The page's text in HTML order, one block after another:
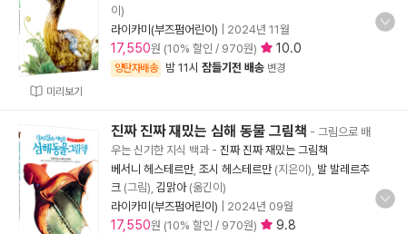
미리보기
이)
라이카미(부즈펌어린이)
2024년 11월
17,550원 (10% 할인 / 970원) 10.0
양탄자배송 밤 11시 잠들기전 배송 변경
진짜 진짜 재밌는 심해 동물 그림책 - 그림으로 배
우는 신기한 지식 백과- 진짜 진짜 재밌는 그림책
베서니 헤스테르만, 조시 헤스테르만(지은이), 발 발레르추
크 (그림), 김맑아(옮긴이)
라이카미(부즈펌어린이)
2024년 09월
17,550원 (10% 할인 / 970원) 9.8